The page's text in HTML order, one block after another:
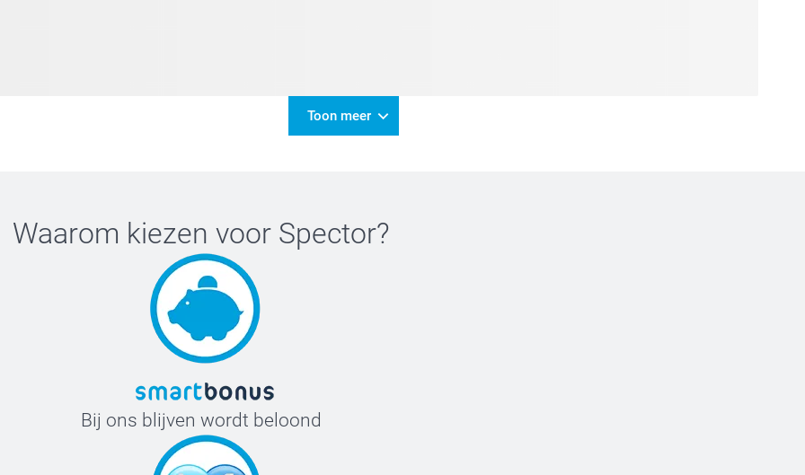
Toon meer
Waarom kiezen voor Spector?
Bij ons blijven wordt beloond